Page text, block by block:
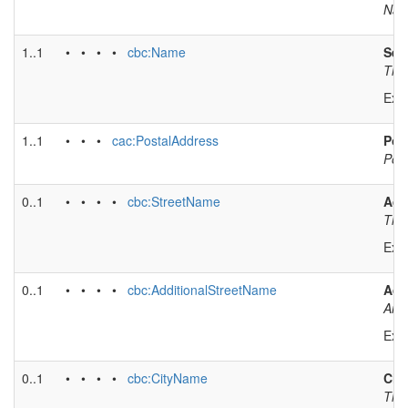
1..1 • • • • cbc:Name
1..1 • • • cac:PostalAddress
0..1 • • • • cbc:StreetName
0..1 • • • • cbc:AdditionalStreetName
An
0..1 • • • • cbc:CityName
City